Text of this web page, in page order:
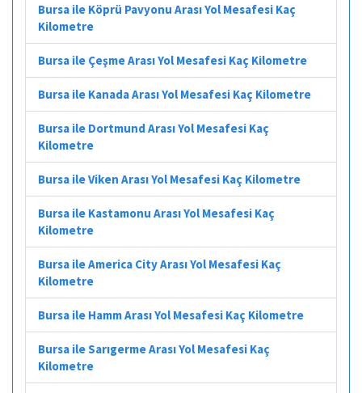
Bursa ile Köprü Pavyonu Arası Yol Mesafesi Kaç
Kilometre
Bursa ile Çeşme Arası Yol Mesafesi Kaç Kilometre
Bursa ile Kanada Arası Yol Mesafesi Kaç Kilometre
Bursa ile Dortmund Arası Yol Mesafesi Kaç
Kilometre
Bursa ile Viken Arası Yol Mesafesi Kaç Kilometre
Bursa ile Kastamonu Arası Yol Mesafesi Kaç
Kilometre
Bursa ile America City Arası Yol Mesafesi Kaç
Kilometre
Bursa ile Hamm Arası Yol Mesafesi Kaç Kilometre
Bursa ile Sarıgerme Arası Yol Mesafesi Kaç
Kilometre